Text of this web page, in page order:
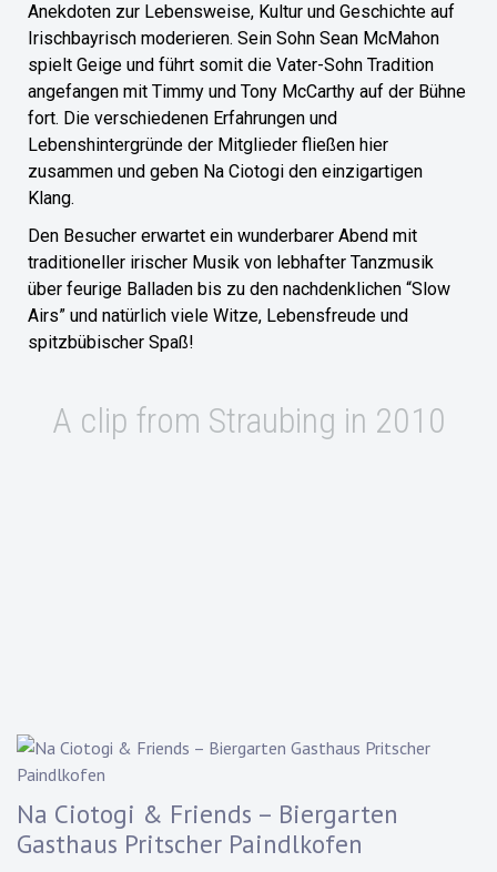
Anekdoten zur Lebensweise, Kultur und Geschichte auf
Irischbayrisch moderieren. Sein Sohn Sean McMahon
spielt Geige und führt somit die Vater-Sohn Tradition
angefangen mit Timmy und Tony McCarthy auf der Bühne
fort. Die verschiedenen Erfahrungen und
Lebenshintergründe der Mitglieder fließen hier
zusammen und geben Na Ciotogi den einzigartigen
Klang.
Den Besucher erwartet ein wunderbarer Abend mit
traditioneller irischer Musik von lebhafter Tanzmusik
über feurige Balladen bis zu den nachdenklichen “Slow
Airs” und natürlich viele Witze, Lebensfreude und
spitzbübischer Spaß!
A clip from Straubing in 2010
Na Ciotogi & Friends – Biergarten
Gasthaus Pritscher Paindlkofen